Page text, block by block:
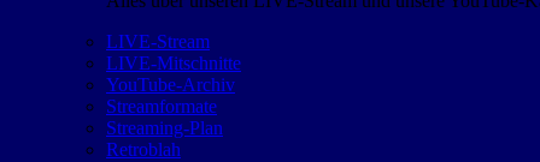
LIVE-Stream
LIVE-Mitschnitte
YouTube-Archiv
Streamformate
Streaming-Plan
Retroblah